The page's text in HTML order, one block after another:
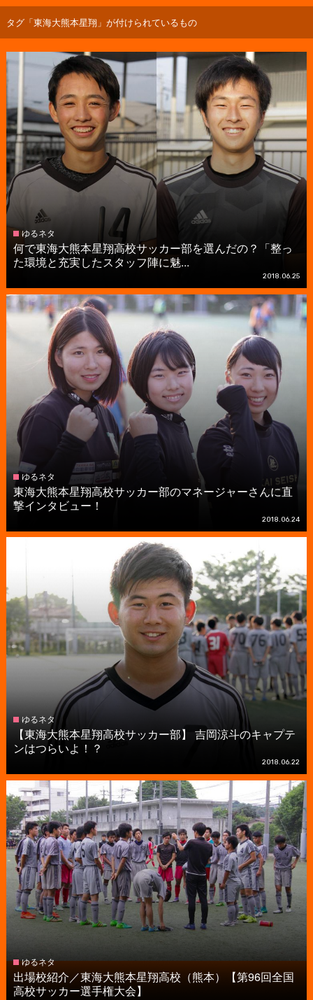
タグ「東海大熊本星翔」が付けられているもの
ゆるネタ
何で東海大熊本星翔高校サッカー部を選んだの？「整っ
た環境と充実したスタッフ陣に魅...
2018.06.25
ゆるネタ
東海大熊本星翔高校サッカー部のマネージャーさんに直
撃インタビュー！
2018.06.24
ゆるネタ
【東海大熊本星翔高校サッカー部】 吉岡涼斗のキャプテ
ンはつらいよ！？
2018.06.22
ゆるネタ
出場校紹介／東海大熊本星翔高校（熊本）【第96回全国
高校サッカー選手権大会】